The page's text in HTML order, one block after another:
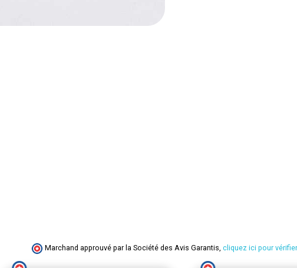
Marchand approuvé par la Société des Avis Garantis, cliquez ici pour vérifier